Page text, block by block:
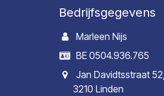
Bedrijfsgegevens
Marleen Nijs
BE 0504.936.765
Jan Davidtsstraat 52,
3210 Linden